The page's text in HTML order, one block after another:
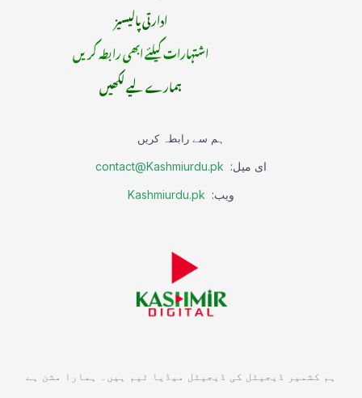
ادارتی پالیسیز
اشتہارات کیلئے ابھی رابطہ کریں
ہمارے لیے لکھیں
ہم سے رابطہ کریں
ای میل: contact@Kashmiurdu.pk
ویب: Kashmiurdu.pk
ہم کشمیر ڈیجیٹل کی ڈیجیٹل میڈیا ٹیم ہیں۔ ہمارا مشن ہے